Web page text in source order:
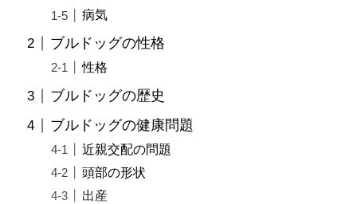
病気
ブルドッグの性格
性格
ブルドッグの歴史
ブルドッグの健康問題
近親交配の問題
頭部の形状
出産